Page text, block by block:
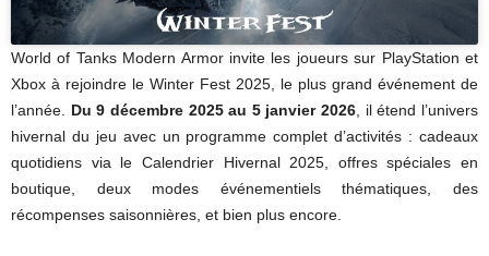
World of Tanks Modern Armor invite les joueurs sur PlayStation et
Xbox à rejoindre le Winter Fest 2025, le plus grand événement de
l’année. Du 9 décembre 2025 au 5 janvier 2026 , il étend l’univers
hivernal du jeu avec un programme complet d’activités : cadeaux
quotidiens via le Calendrier Hivernal 2025, offres spéciales en
boutique, deux modes événementiels thématiques, des
récompenses saisonnières, et bien plus encore.